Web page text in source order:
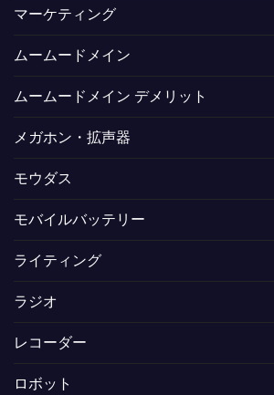
マーケティング
ムームードメイン
ムームードメイン デメリット
メガホン・拡声器
モウダス
モバイルバッテリー
ライティング
ラジオ
レコーダー
ロボット